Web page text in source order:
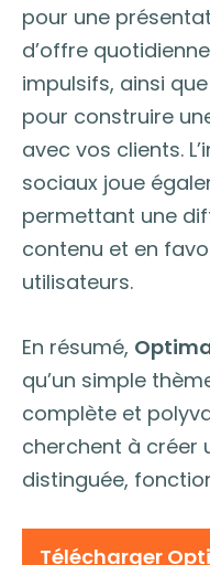
pour une
d’offre
impulsifs, ainsi
pour construire
avec vos clients.
sociaux joue
permettant une
contenu et en
utilisateurs.
En résumé,
qu’un simple
complète et
cherchent à créer
distinguée,
Télécharger